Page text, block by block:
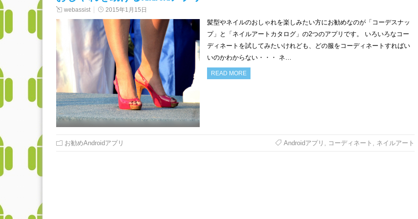
webassist 2015年1月15日
髪型やネイルのおしゃれを楽しみたい方にお勧めなのが「コーデスナッ
プ」と「ネイルアートカタログ」の2つのアプリです。 いろいろなコー
ディネートを試してみたいけれども、どの服をコーディネートすればい
いのかわからない・・・ ネ…
READ MORE
お勧めAndroidアプリ Androidアプリ コーディネート ネイルアート